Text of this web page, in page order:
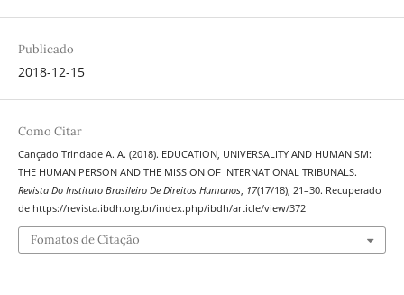
Publicado
2018-12-15
Como Citar
Cançado Trindade A. A. (2018). EDUCATION, UNIVERSALITY AND HUMANISM:
THE HUMAN PERSON AND THE MISSION OF INTERNATIONAL TRIBUNALS.
Revista Do Instituto Brasileiro De Direitos Humanos, 17(17/18), 21–30. Recuperado
de https://revista.ibdh.org.br/index.php/ibdh/article/view/372
Fomatos de Citação